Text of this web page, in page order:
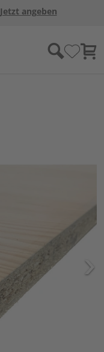
Jetzt angeben